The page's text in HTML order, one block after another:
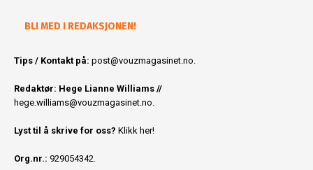
BLI MED I REDAKSJONEN!
Tips / Kontakt på: post@vouzmagasinet.no.
Redaktør: Hege Lianne Williams //
hege.williams@vouzmagasinet.no.
Lyst til å skrive for oss? Klikk her!
Org.nr.: 929054342.